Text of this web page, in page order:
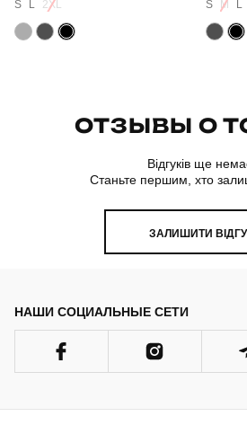
S L 2XL S M L
ОТЗЫВЫ О
Відгуків ще
Станьте першим, хто
ЗАЛИШИТИ
НАШИ СОЦИАЛЬНЫЕ СЕТИ